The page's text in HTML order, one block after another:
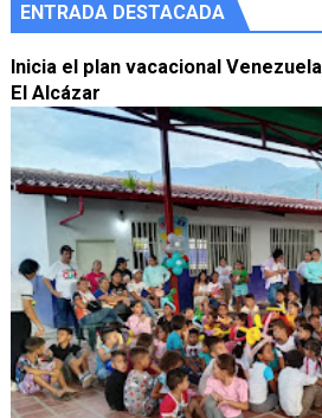
ENTRADA DESTACADA
Inicia el plan vacacional
El Alcázar